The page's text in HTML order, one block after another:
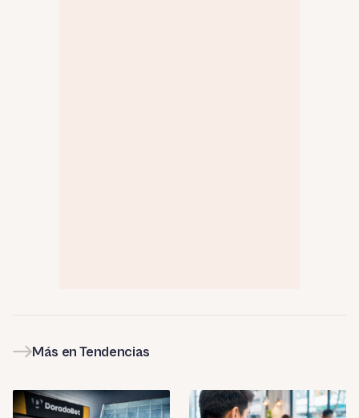
Más en Tendencias